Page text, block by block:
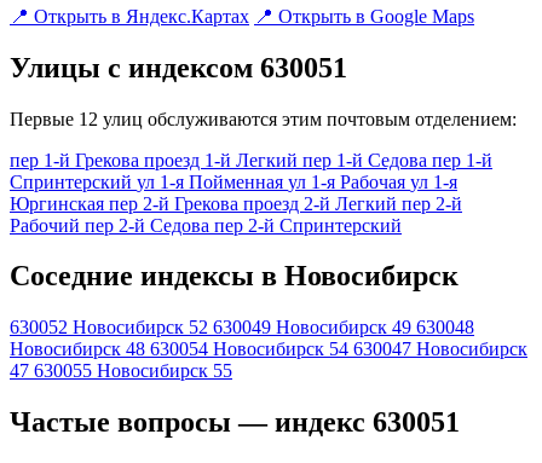
📍 Открыть в Яндекс.Картах 📍 Открыть в Google Maps
Улицы с индексом 630051
Первые 12 улиц обслуживаются этим почтовым отделением:
пер 1-й Грекова проезд 1-й Легкий пер 1-й Седова пер 1-й
Спринтерский ул 1-я Пойменная ул 1-я Рабочая ул 1-я
Юргинская пер 2-й Грекова проезд 2-й Легкий пер 2-й
Рабочий пер 2-й Седова пер 2-й Спринтерский
Соседние индексы в Новосибирск
630052 Новосибирск 52 630049 Новосибирск 49 630048
Новосибирск 48 630054 Новосибирск 54 630047 Новосибирск
47 630055 Новосибирск 55
Частые вопросы — индекс 630051